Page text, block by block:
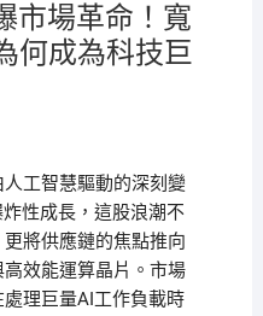
市場革命！寬
何成為科技巨
工智慧驅動的深刻變
性成長，這股浪潮不
將供應鏈的焦點推向
效能運算晶片。市場
理巨量AI工作負載時